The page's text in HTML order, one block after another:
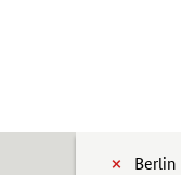
Berlin